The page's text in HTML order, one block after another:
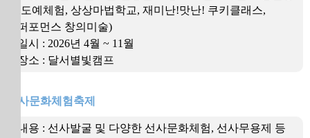
(도예체험, 상상마법학교, 재미난!맛난! 쿠키클래스,
퍼포먼스 창의미술)
일시 : 2026년 4월 ~ 11월
장소 : 달서별빛캠프
선사문화체험축제
내용 : 선사발굴 및 다양한 선사문화체험, 선사무용제 등